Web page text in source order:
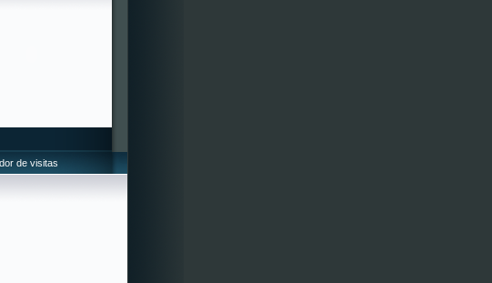
de visitas